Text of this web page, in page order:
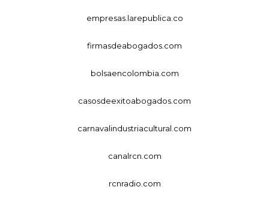
empresas.larepublica.co
firmasdeabogados.com
bolsaencolombia.com
casosdeexitoabogados.com
carnavalindustriacultural.com
canalrcn.com
rcnradio.com